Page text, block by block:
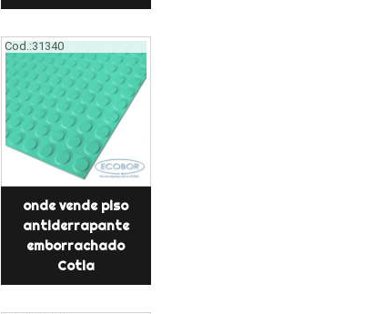
Cod.:31340
onde vende piso
antiderrapante
emborrachado
Cotia